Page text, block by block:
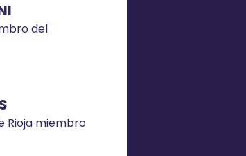
del
Rioja miembro